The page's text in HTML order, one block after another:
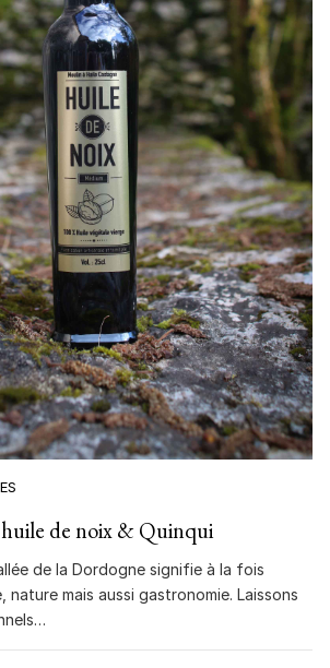
de noix & Quinqui
de la Dordogne signifie à la fois
mais aussi gastronomie. Laissons